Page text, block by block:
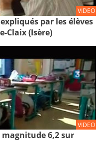
VIDEO
par les élèves
Claix (Isère)
VIDEO
6,2 sur